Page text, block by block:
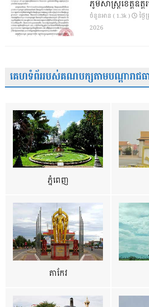
ភូមិសាស្ត្រខេត្តឧត្
ចំនួនអាន ( 1.3k )
ថ្ង
2026
គេហទំព័ររបស់គណបក្សតាមបណ្តារាជធា
ភ្នំពេញ
តាកែវ